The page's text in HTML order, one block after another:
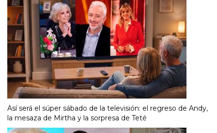
Así será el súper sábado de la televisión: el regreso de Andy,
la mesaza de Mirtha y la sorpresa de Teté